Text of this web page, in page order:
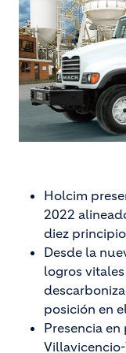
Holcim
2022
diez
Desde la
logros
posición en
Presencia